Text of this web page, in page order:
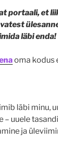
portaali, et
läbi enda!
oma kodus
läbi minu,
uuele
ja